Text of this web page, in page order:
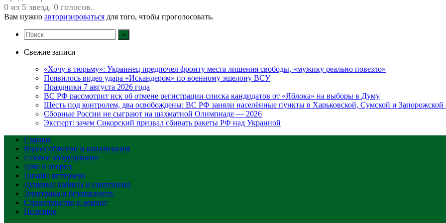
0 из 5 звезд. 0 голосов.
Вам нужно авторизироваться для того, чтобы проголосовать.
Свежие записи
«Хочу в тюрьму»: Украинец предпочел фронту места лишения свободы, «мужику реально повезло»
Появилось видео удара «Искандером» по военному эшелону ВСУ
Праздники 7 августа 2026 года
ВС РФ рассмотрит иск об отмене регистрации списка кандидатов от «Яблока» на выборы в Думу
Шесть под контролем, два освобождены: ВС РФ заняли населённые пункты в Харьковской, Сумской и Запорожской
Сборные России не сыграют на шахматной Олимпиаде — 2026
Эксперт: зачем Сикорский призвал сбивать ракеты РФ над Украиной
Главная
Водоснабжение и канализация
Газовое оборудование
Дача и огород
Дизайн интерьера
Душевые кабины и сантехника
Электрика и безопасность
Строительство и ремонт
Полезное